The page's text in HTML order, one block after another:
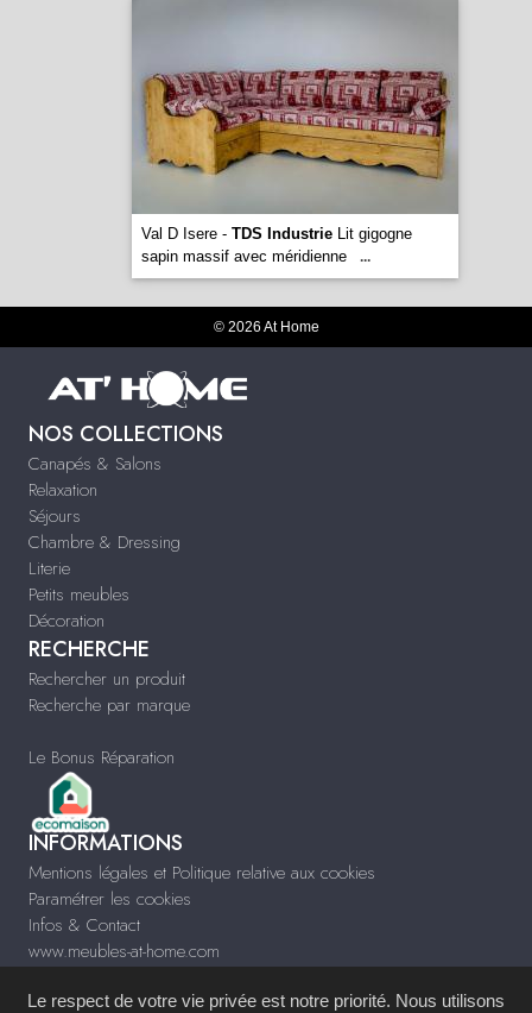
Val D Isere - TDS IndustrieLit gigogne
sapin massif avec méridienne
...
© 2026 At Home
NOS COLLECTIONS
Canapés & Salons
Relaxation
Séjours
Chambre & Dressing
Literie
Petits meubles
Décoration
RECHERCHE
Rechercher un produit
Recherche par marque
Le Bonus Réparation
INFORMATIONS
Mentions légales et Politique relative aux cookies
Paramétrer les cookies
Infos & Contact
www.meubles-at-home.com
Le respect de votre vie privée est notre priorité. Nous utilisons